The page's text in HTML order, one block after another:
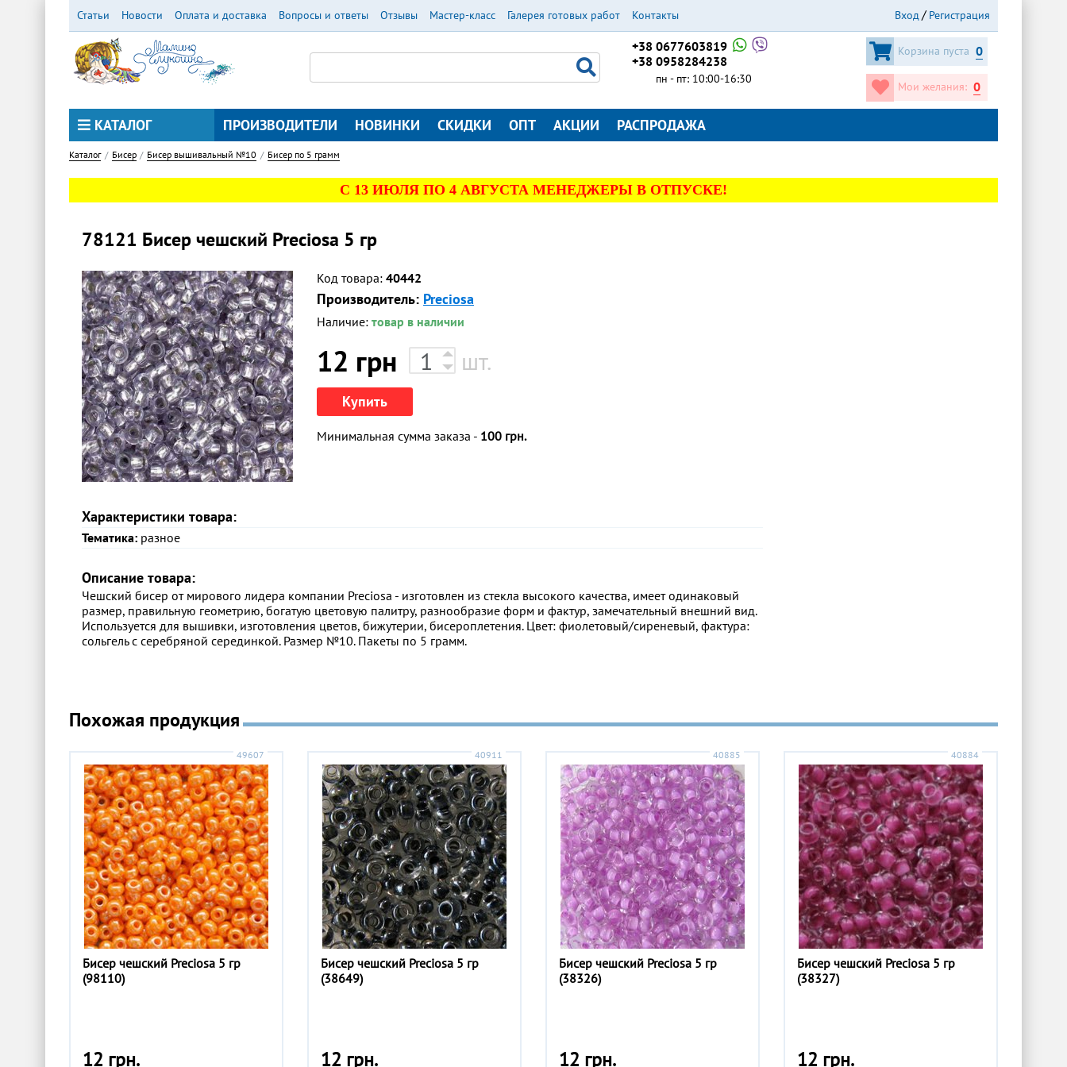
Статьи Новости Оплата и доставка Вопросы и ответы Отзывы Мастер-класс Галерея готовых работ Контакты Вход Регистрация
+38 0677603819
+38 0958284238
пн - пт: 10:00-16:30
Корзина пуста 0
Мои желания: 0
КАТАЛОГ ПРОИЗВОДИТЕЛИ НОВИНКИ СКИДКИ ОПТ АКЦИИ РАСПРОДАЖА
Каталог Бисер Бисер вышивальный №10 Бисер по 5 грамм
С 13 ИЮЛЯ ПО 4 АВГУСТА МЕНЕДЖЕРЫ В ОТПУСКЕ!
78121 Бисер чешский Preciosa 5 гр
Код товара: 40442
Производитель: Preciosa
Наличие: товар в наличии
12 грн шт.
Купить
Минимальная сумма заказа - 100 грн.
Характеристики товара:
Тематика: разное
Описание товара:
Чешский бисер от мирового лидера компании Preciosa - изготовлен из стекла высокого качества, имеет одинаковый
размер, правильную геометрию, богатую цветовую палитру, разнообразие форм и фактур, замечательный внешний вид.
Используется для вышивки, изготовления цветов, бижутерии, бисероплетения. Цвет: фиолетовый/сиреневый, фактура:
сольгель с серебряной серединкой. Размер №10. Пакеты по 5 грамм.
Похожая продукция
49607
Бисер чешский Preciosa 5 гр
(98110)
12 грн.
40911
Бисер чешский Preciosa 5 гр
(38649)
12 грн.
40885
Бисер чешский Preciosa 5 гр
(38326)
12 грн.
40884
Бисер чешский Preciosa 5 гр
(38327)
12 грн.